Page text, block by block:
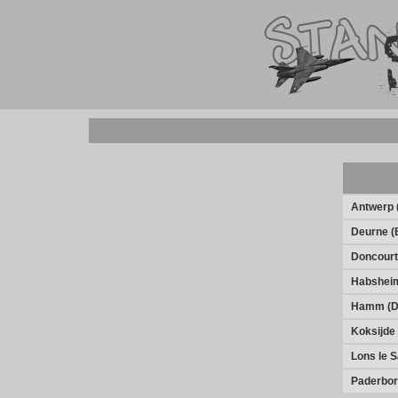
Antwerp
Deurne
Hamm
Koksijde
Lons le